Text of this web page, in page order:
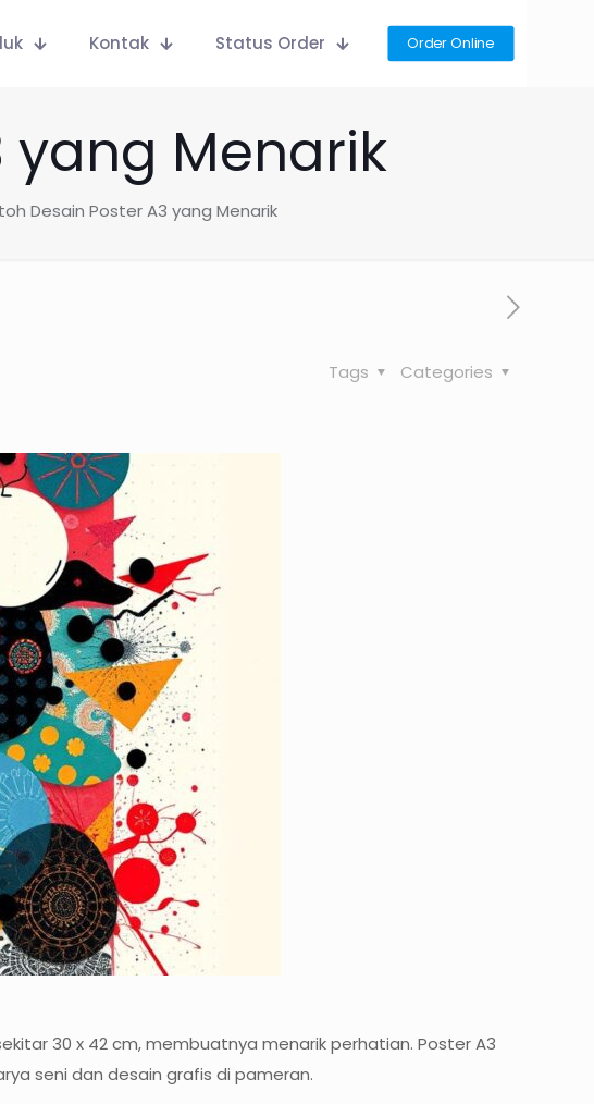
Kontak Status Order Order Online
yang Menarik
Desain Poster A3 yang Menarik
Categories
Tags
30 x 42 cm, membuatnya menarik perhatian. Poster A3
seni dan desain grafis di pameran.